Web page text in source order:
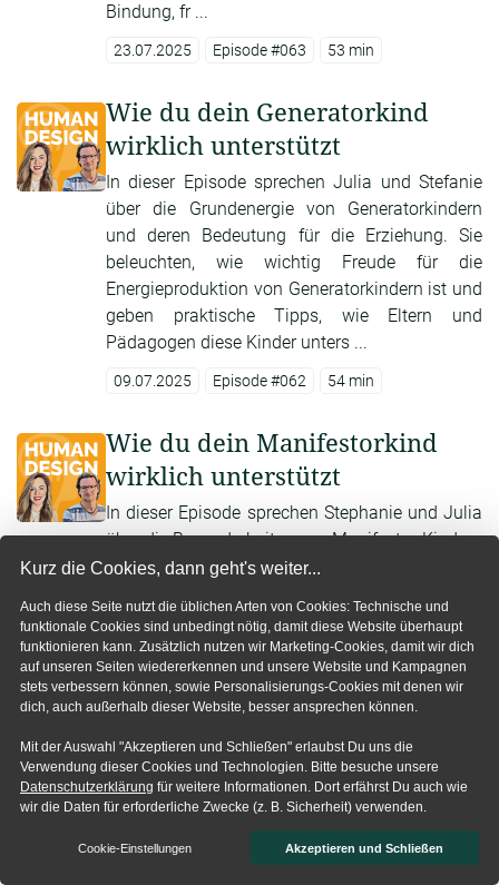
Kurz die Cookies, dann geht's weiter...
Auch diese Seite nutzt die üblichen Arten von Cookies: Technische und
funktionale Cookies sind unbedingt nötig, damit diese Website überhaupt
funktionieren kann. Zusätzlich nutzen wir Marketing-Cookies, damit wir dich
auf unseren Seiten wiedererkennen und unsere Website und Kampagnen
stets verbessern können, sowie Personalisierungs-Cookies mit denen wir
dich, auch außerhalb dieser Website, besser ansprechen können.
Mit der Auswahl "Akzeptieren und Schließen" erlaubst Du uns die
Verwendung dieser Cookies und Technologien. Bitte besuche unsere
Datenschutzerklärung für weitere Informationen. Dort erfährst Du auch wie
wir die Daten für erforderliche Zwecke (z. B. Sicherheit) verwenden.
Cookie-Einstellungen Akzeptieren und Schließen
Bindung, fr ...
23.07.2025 Episode #063 53 min
Wie du dein Generatorkind
wirklich unterstützt
In dieser Episode sprechen Julia und Stefanie
über die Grundenergie von Generatorkindern
und deren Bedeutung für die Erziehung. Sie
beleuchten, wie wichtig Freude für die
Energieproduktion von Generatorkindern ist und
geben praktische Tipps, wie Eltern und
Pädagogen diese Kinder unters ...
09.07.2025 Episode #062 54 min
Wie du dein Manifestorkind
wirklich unterstützt
In dieser Episode sprechen Stephanie und Julia
über die Besonderheiten von Manifestor-Kindern
im Human Design. Sie beleuchten deren
oft als herausfordernd wahrgenommen werden,
und erklären, wie Eltern ihnen Raum für
Selbstständigkeit geben k ...
25.06.2025 Episode #061 37 min
Wie du dein Projektorkind
wirklich unterstützt
In dieser Episode sprechen Stephanie und Julia
über Projektorkinder im Human Design. Sie